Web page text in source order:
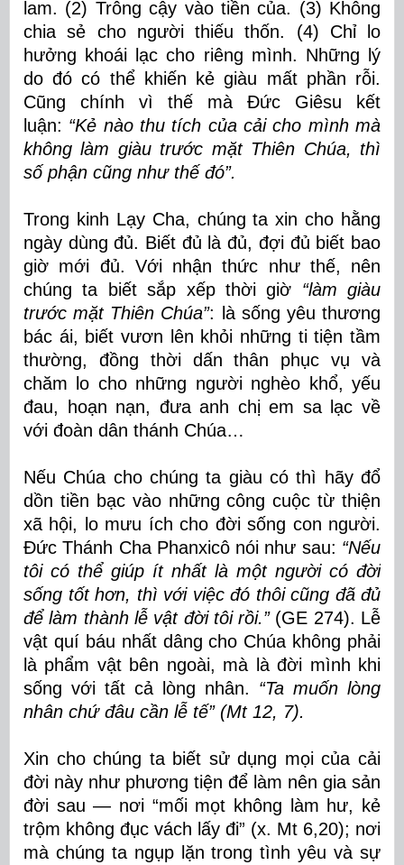
lam. (2) Trông cậy vào tiền của. (3) Không
chia sẻ cho người thiếu thốn. (4) Chỉ lo
hưởng khoái lạc cho riêng mình. Những lý
do đó có thể khiến kẻ giàu mất phần rỗi.
Cũng chính vì thế mà Đức Giêsu kết
luận: “Kẻ nào thu tích của cải cho mình mà
không làm giàu trước mặt Thiên Chúa, thì
số phận cũng như thế đó”.
Trong kinh Lạy Cha, chúng ta xin cho hằng
ngày dùng đủ. Biết đủ là đủ, đợi đủ biết bao
giờ mới đủ. Với nhận thức như thế, nên
chúng ta biết sắp xếp thời giờ “làm giàu
trước mặt Thiên Chúa”: là sống yêu thương
bác ái, biết vươn lên khỏi những ti tiện tầm
thường, đồng thời dấn thân phục vụ và
chăm lo cho những người nghèo khổ, yếu
đau, hoạn nạn, đưa anh chị em sa lạc về
với đoàn dân thánh Chúa…
Nếu Chúa cho chúng ta giàu có thì hãy đổ
dồn tiền bạc vào những công cuộc từ thiện
xã hội, lo mưu ích cho đời sống con người.
Đức Thánh Cha Phanxicô nói như sau: “Nếu
tôi có thể giúp ít nhất là một người có đời
sống tốt hơn, thì với việc đó thôi cũng đã đủ
để làm thành lễ vật đời tôi rồi.”(GE 274). Lễ
vật quí báu nhất dâng cho Chúa không phải
là phẩm vật bên ngoài, mà là đời mình khi
sống với tất cả lòng nhân. “Ta muốn lòng
nhân chứ đâu cần lễ tế” (Mt 12, 7).
Xin cho chúng ta biết sử dụng mọi của cải
đời này như phương tiện để làm nên gia sản
đời sau — nơi “mối mọt không làm hư, kẻ
trộm không đục vách lấy đi” (x. Mt 6,20); nơi
mà chúng ta ngụp lặn trong tình yêu và sự